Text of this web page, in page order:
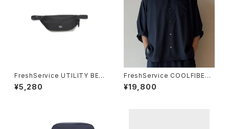
FreshService UTILITY BEL
T BAG SMALL
¥5,280
FreshService COOLFIBER
OPEN COLLAR L/S SHIRT
¥19,800